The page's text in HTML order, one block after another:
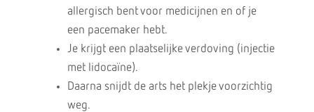
allergisch bent voor medicijnen en of je
een pacemaker hebt.
Je krijgt een plaatselijke verdoving (injectie
met lidocaïne).
Daarna snijdt de arts het plekje voorzichtig
weg.